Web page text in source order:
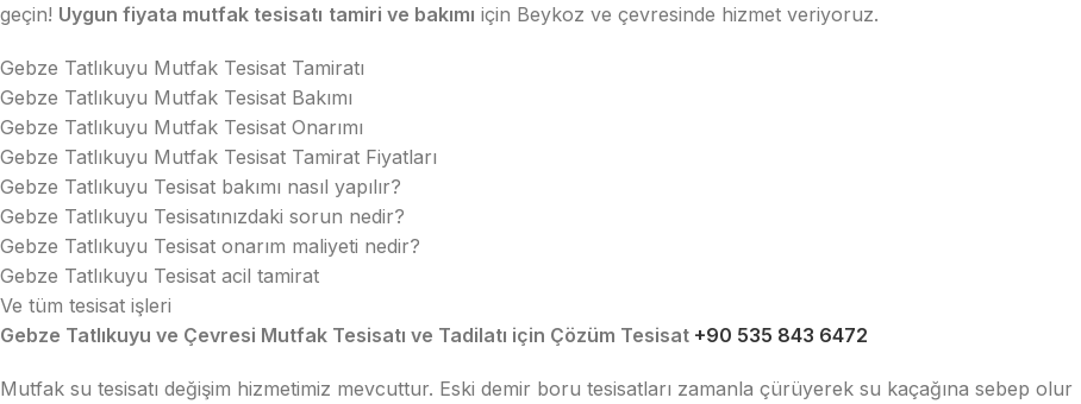
geçin! Uygun fiyata mutfak tesisatı tamiri ve bakımı için Beykoz ve çevresinde hizmet veriyoruz.
Gebze Tatlıkuyu Mutfak Tesisat Tamiratı
Gebze Tatlıkuyu Mutfak Tesisat Bakımı
Gebze Tatlıkuyu Mutfak Tesisat Onarımı
Gebze Tatlıkuyu Mutfak Tesisat Tamirat Fiyatları
Gebze Tatlıkuyu Tesisat bakımı nasıl yapılır?
Gebze Tatlıkuyu Tesisatınızdaki sorun nedir?
Gebze Tatlıkuyu Tesisat onarım maliyeti nedir?
Gebze Tatlıkuyu Tesisat acil tamirat
Ve tüm tesisat işleri
Gebze Tatlıkuyu ve Çevresi Mutfak Tesisatı ve Tadilatı için Çözüm Tesisat +90 535 843 6472
Mutfak su tesisatı değişim hizmetimiz mevcuttur. Eski demir boru tesisatları zamanla çürüyerek su kaçağına sebep olur